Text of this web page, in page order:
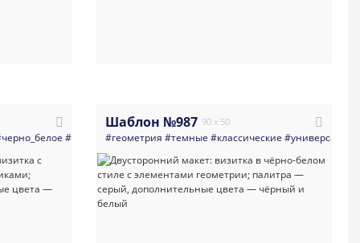
#оригинальная#современная #визитная_карточка
#светлая#светлые
Шаблон №987 90 x 50
#геометрия #темные #классические